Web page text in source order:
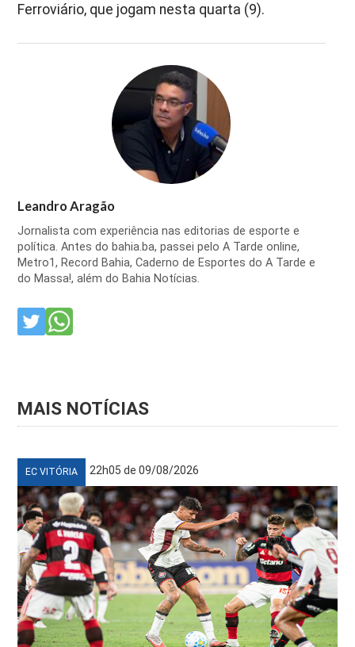
Ferroviário, que jogam nesta quarta (9).
Leandro Aragão
Jornalista com experiência nas editorias de esporte e
política. Antes do bahia.ba, passei pelo A Tarde online,
Metro1, Record Bahia, Caderno de Esportes do A Tarde e
do Massa!, além do Bahia Notícias.
MAIS NOTÍCIAS
EC VITÓRIA 22h05 de 09/08/2026